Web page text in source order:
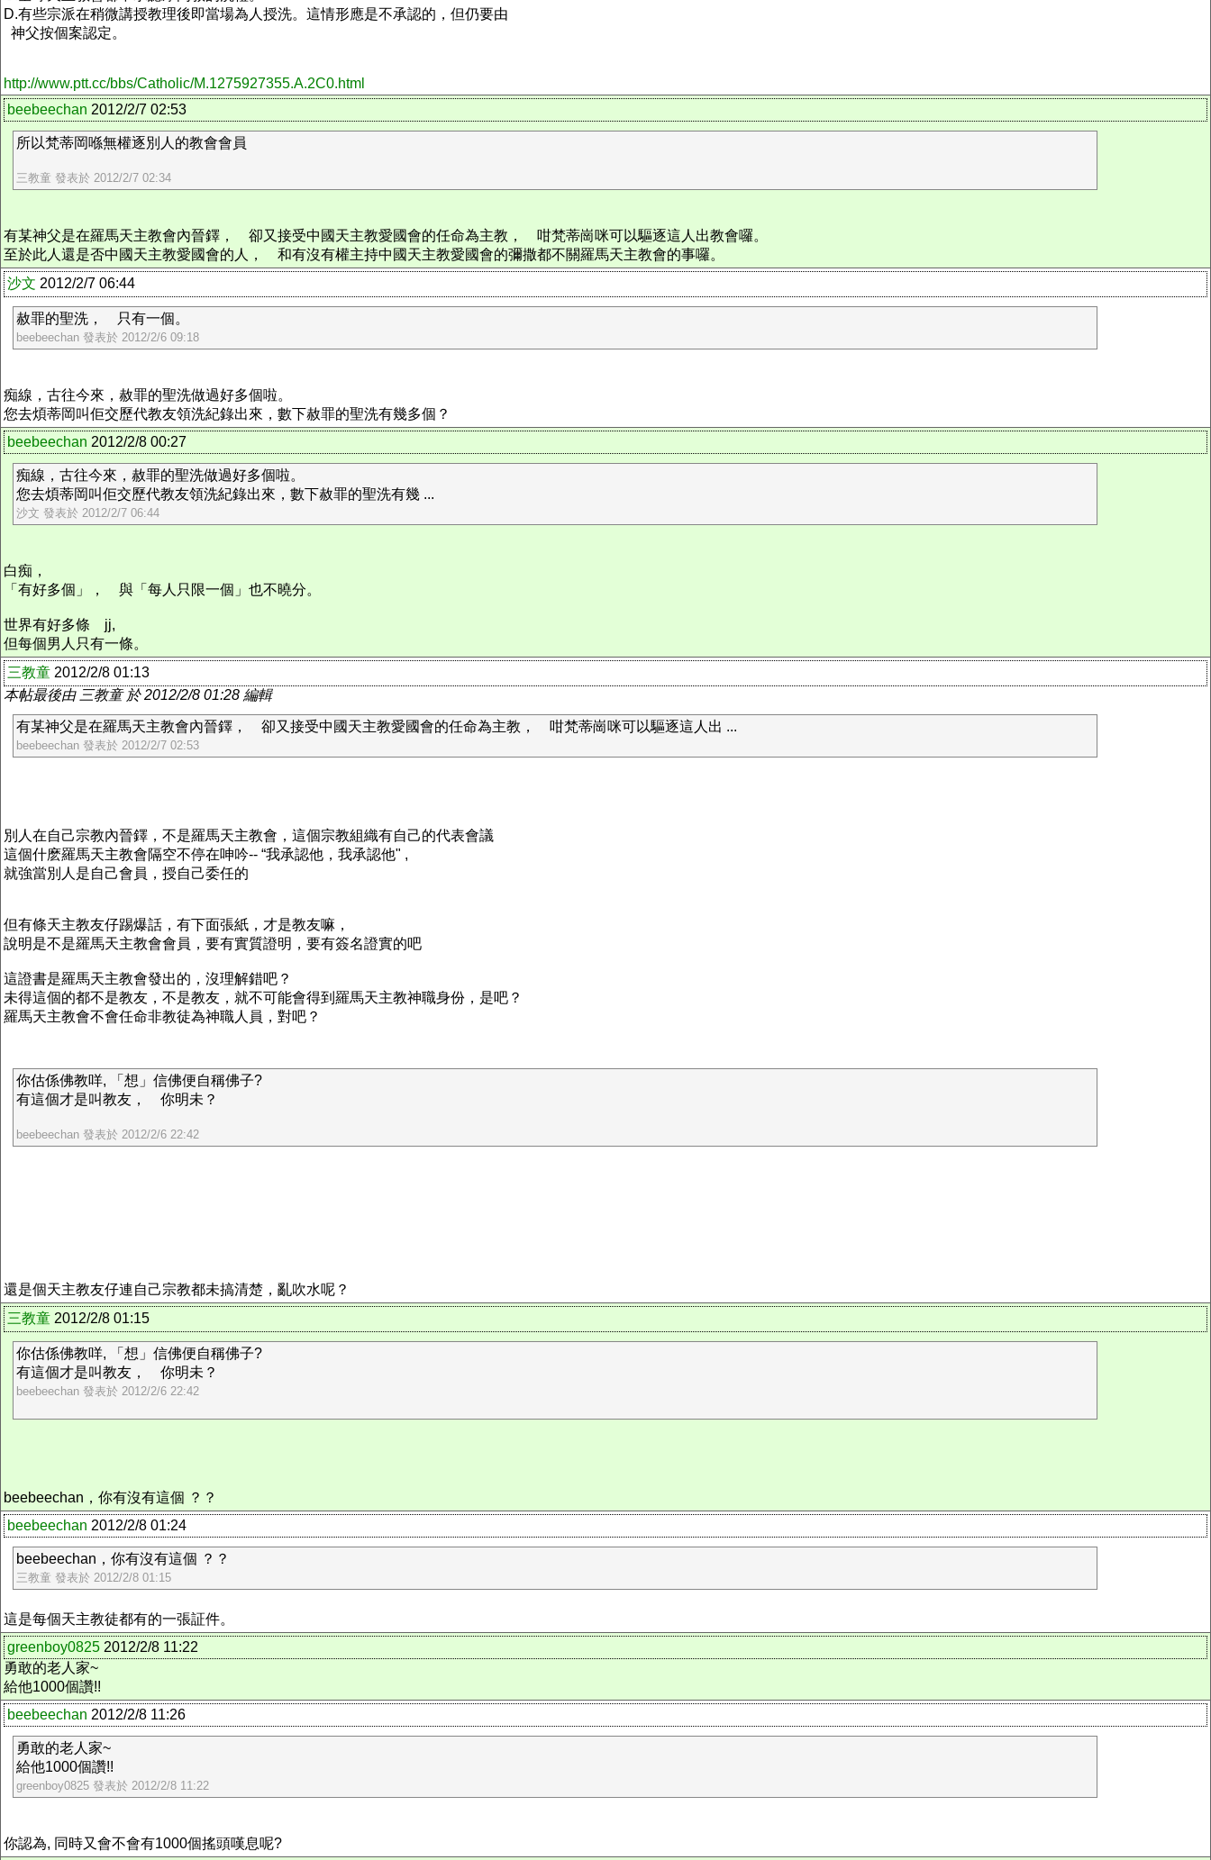
D.有些宗派在稍微講授教理後即當場為人授洗。這情形應是不承認的，但仍要由
神父按個案認定。
http://www.ptt.cc/bbs/Catholic/M.1275927355.A.2C0.html
beebeechan 2012/2/7 02:53
所以梵蒂岡喺無權逐別人的教會會員
三教童 發表於 2012/2/7 02:34
有某神父是在羅馬天主教會內晉鐸， 卻又接受中國天主教愛國會的任命為主教， 咁梵蒂崗咪可以驅逐這人出教會囉。
至於此人還是否中國天主教愛國會的人， 和有沒有權主持中國天主教愛國會的彌撒都不關羅馬天主教會的事囉。
沙文 2012/2/7 06:44
赦罪的聖洗， 只有一個。
beebeechan 發表於 2012/2/6 09:18
痴線，古往今來，赦罪的聖洗做過好多個啦。
您去煩蒂岡叫佢交歷代教友領洗紀錄出來，數下赦罪的聖洗有幾多個？
beebeechan 2012/2/8 00:27
痴線，古往今來，赦罪的聖洗做過好多個啦。
您去煩蒂岡叫佢交歷代教友領洗紀錄出來，數下赦罪的聖洗有幾 ...
沙文 發表於 2012/2/7 06:44
白痴，
「有好多個」， 與「每人只限一個」也不曉分。
世界有好多條 jj,
但每個男人只有一條。
三教童 2012/2/8 01:13
本帖最後由 三教童 於 2012/2/8 01:28 編輯
有某神父是在羅馬天主教會內晉鐸， 卻又接受中國天主教愛國會的任命為主教， 咁梵蒂崗咪可以驅逐這人出 ...
beebeechan 發表於 2012/2/7 02:53
別人在自己宗教內晉鐸，不是羅馬天主教會，這個宗教組織有自己的代表會議
這個什麽羅馬天主教會隔空不停在呻吟-- “我承認他，我承認他" ,
就強當別人是自己會員，授自己委任的
但有條天主教友仔踢爆話，有下面張紙，才是教友嘛，
說明是不是羅馬天主教會會員，要有實質證明，要有簽名證實的吧
這證書是羅馬天主教會發出的，沒理解錯吧？
未得這個的都不是教友，不是教友，就不可能會得到羅馬天主教神職身份，是吧？
羅馬天主教會不會任命非教徒為神職人員，對吧？
你估係佛教咩, 「想」信佛便自稱佛子?
有這個才是叫教友， 你明未？
beebeechan 發表於 2012/2/6 22:42
還是個天主教友仔連自己宗教都未搞清楚，亂吹水呢？
三教童 2012/2/8 01:15
你估係佛教咩, 「想」信佛便自稱佛子?
有這個才是叫教友， 你明未？
beebeechan 發表於 2012/2/6 22:42
beebeechan，你有沒有這個 ？？
beebeechan 2012/2/8 01:24
beebeechan，你有沒有這個 ？？
三教童 發表於 2012/2/8 01:15
這是每個天主教徒都有的一張証件。
greenboy0825 2012/2/8 11:22
勇敢的老人家~
給他1000個讚!!
beebeechan 2012/2/8 11:26
勇敢的老人家~
給他1000個讚!!
greenboy0825 發表於 2012/2/8 11:22
你認為, 同時又會不會有1000個搖頭嘆息呢?